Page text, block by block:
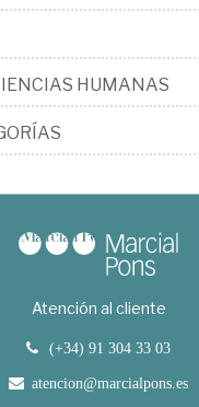
HUMANAS
Atención al cliente
(+34) 91 304 33 03
atencion@marcialpons.es